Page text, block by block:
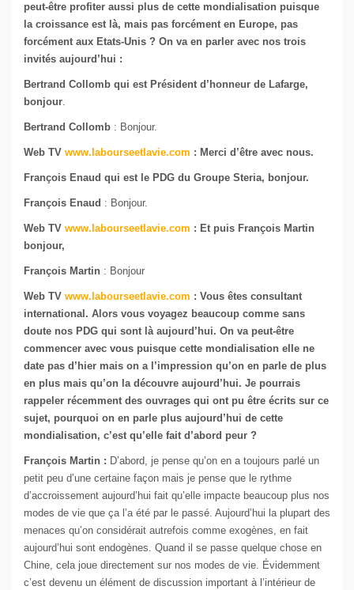
peut-être profiter aussi plus de cette mondialisation puisque
la croissance est là, mais pas forcément en Europe, pas
forcément aux Etats-Unis ? On va en parler avec nos trois
invités aujourd’hui :
Bertrand Collomb qui est Président d’honneur de Lafarge,
bonjour.
Bertrand Collomb : Bonjour.
Web TV www.labourseetlavie.com : Merci d’être avec nous.
François Enaud qui est le PDG du Groupe Steria, bonjour.
François Enaud : Bonjour.
Web TV www.labourseetlavie.com : Et puis François Martin
bonjour,
François Martin : Bonjour
Web TV www.labourseetlavie.com : Vous êtes consultant
international. Alors vous voyagez beaucoup comme sans
doute nos PDG qui sont là aujourd’hui. On va peut-être
commencer avec vous puisque cette mondialisation elle ne
date pas d’hier mais on a l’impression qu’on en parle de plus
en plus mais qu’on la découvre aujourd’hui. Je pourrais
rappeler récemment des ouvrages qui ont pu être écrits sur ce
sujet, pourquoi on en parle plus aujourd’hui de cette
mondialisation, c’est qu’elle fait d’abord peur ?
François Martin : D’abord, je pense qu’on en a toujours parlé un
petit peu d’une certaine façon mais je pense que le rythme
d’accroissement aujourd’hui fait qu’elle impacte beaucoup plus nos
modes de vie que ça l’a été par le passé. Aujourd’hui la plupart des
menaces qu’on considérait autrefois comme exogènes, en fait
aujourd’hui sont endogènes. Quand il se passe quelque chose en
Chine, cela joue directement sur nos modes de vie. Évidemment
c’est devenu un élément de discussion important à l’intérieur de